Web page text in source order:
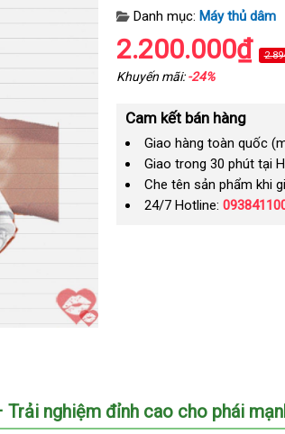
Danh mục: Máy thủ dâm
2.200.000₫
Khuyến mãi:-24%
Cam kết bán hàng
Giao hàng toàn quốc
Giao trong 30 phút tại
Che tên sản phẩm khi
24/7 Hotline:
nghiệm đỉnh cao cho phái